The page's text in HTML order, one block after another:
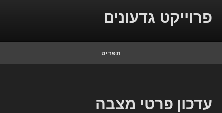
פרוייקט גדעונים
תפריט
עדכון פרטי מצבה